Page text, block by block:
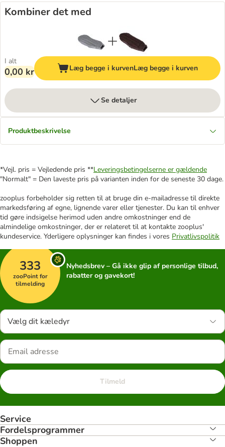
Kombiner det med
I alt
0,00 kr Læg begge i kurvenLæg begge i kurven
Se detaljer
Produktbeskrivelse
*Vejl. pris = Vejledende pris **Leveringsbetingelserne er gældende
"Normalt" = Den laveste pris på varianten inden for de seneste 30 dage.
zooplus forbeholder sig retten til at bruge din e-mailadresse til direkte
markedsføring af egne, lignende varer eller tjenester. Du kan til enhver
tid gøre indsigelse herimod uden andre omkostninger end de
almindelige omkostninger, der er relateret til at kontakte zooplus'
kundeservice. Yderligere oplysninger kan findes i vores Privatlivspolitik
333
zooPoint for
tilmelding
Nyhedsbrev – Gå ikke glip af personlige tilbud,
rabatter og gavekort!
Vælg dit kæledyr
Tilmeld
Service
Fordelsprogrammer
Shoppen